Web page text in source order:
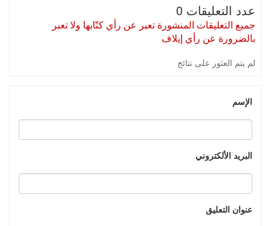
عدد التعليقات 0
جميع التعليقات المنشورة تعبر عن رأي كتّابها ولا تعبر
بالضرورة عن رأي إيلاف
لم يتم العثور على نتائج
الإسم
البريد الألكتروني
عنوان التعليق